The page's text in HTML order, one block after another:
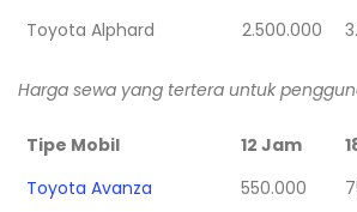
Toyota Alphard 2.500.000
Harga sewa yang tertera untuk
Tipe Mobil 12 Jam
Toyota Avanza
550.000